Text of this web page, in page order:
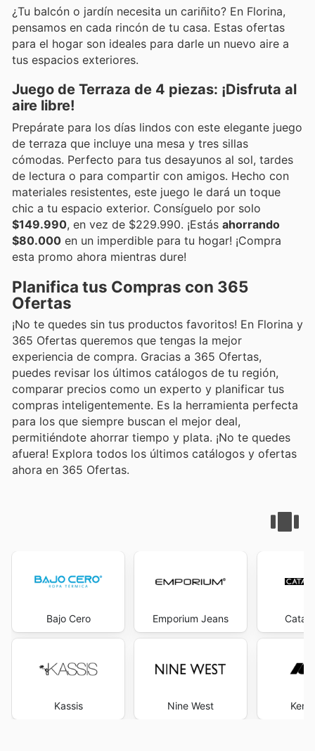
¿Tu balcón o jardín necesita un cariñito? En Florina,
pensamos en cada rincón de tu casa. Estas ofertas
para el hogar son ideales para darle un nuevo aire a
tus espacios exteriores.
Juego de Terraza de 4 piezas: ¡Disfruta al
aire libre!
Prepárate para los días lindos con este elegante juego
de terraza que incluye una mesa y tres sillas
cómodas. Perfecto para tus desayunos al sol, tardes
de lectura o para compartir con amigos. Hecho con
materiales resistentes, este juego le dará un toque
chic a tu espacio exterior. Consíguelo por solo
$149.990, en vez de $229.990. ¡Estás ahorrando
$80.000 en un imperdible para tu hogar! ¡Compra
esta promo ahora mientras dure!
Planifica tus Compras con 365
Ofertas
¡No te quedes sin tus productos favoritos! En Florina y
365 Ofertas queremos que tengas la mejor
experiencia de compra. Gracias a 365 Ofertas,
puedes revisar los últimos catálogos de tu región,
comparar precios como un experto y planificar tus
compras inteligentemente. Es la herramienta perfecta
para los que siempre buscan el mejor deal,
permitiéndote ahorrar tiempo y plata. ¡No te quedes
afuera! Explora todos los últimos catálogos y ofertas
ahora en 365 Ofertas.
Bajo Cero
Kassis
Emporium Jeans
Nine West